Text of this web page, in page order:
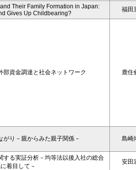
Their Family Formation in Japan:
Gives Up Childbearing?
福田
部資金調達と社会ネットワーク 鹿住
がり－親からみた親子関係－ 島崎
する実証分析－均等法以後入社の総合
着目して－
安田